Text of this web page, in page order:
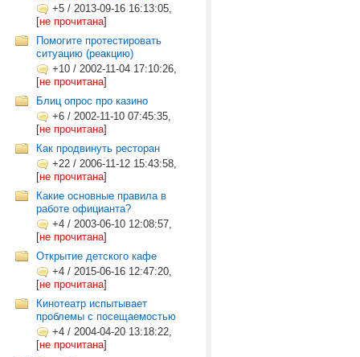
+5 / 2013-09-16 16:13:05,
[не прочитана]
Помогите протестировать
ситуацию (реакцию)
+10 / 2002-11-04 17:10:26,
[не прочитана]
Блиц опрос про казино
+6 / 2002-11-10 07:45:35,
[не прочитана]
Как продвинуть ресторан
+22 / 2006-11-12 15:43:58,
[не прочитана]
Какие основные правила в
работе официанта?
+4 / 2003-06-10 12:08:57,
[не прочитана]
Открытие детского кафе
+4 / 2015-06-16 12:47:20,
[не прочитана]
Кинотеатр испытывает
проблемы с посещаемостью
+4 / 2004-04-20 13:18:22,
[не прочитана]